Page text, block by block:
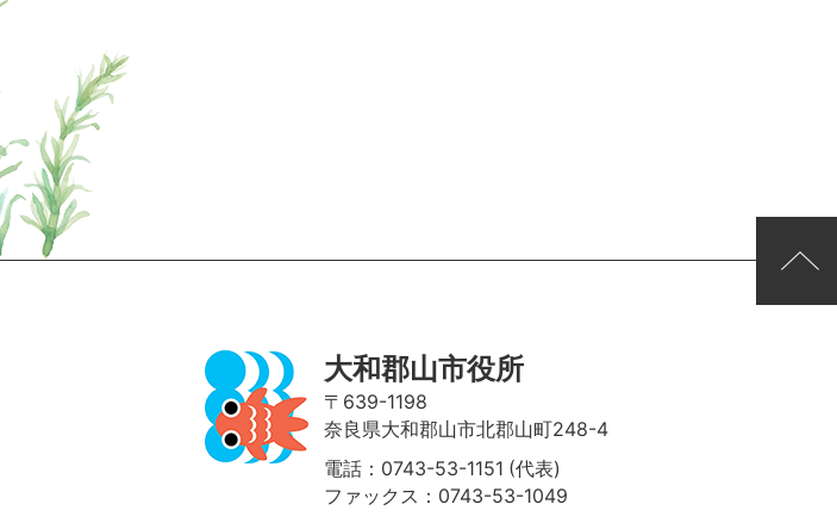
大和郡山市役所
〒639-1198
奈良県大和郡山市北郡山町248-4
電話：0743-53-1151 (代表)
ファックス：0743-53-1049